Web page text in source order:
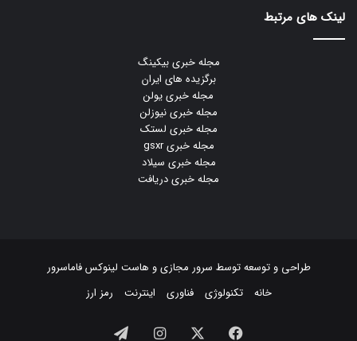
لینک های مرتبط
مجله خبری بیکینگ
برگزیده های ایران
مجله خبری یولن
مجله خبری نیوزلن
مجله خبری لستک
مجله خبری gsxr
مجله خبری سیلاد
مجله خبری دریافت
طراحی و توسعه توسط سرور مجازیو هاست لینوکسفاماسرور
خانه
تکنولوژی فناوری اینترنت رمز ارز
فیسبوک ایکس اینستاگرام